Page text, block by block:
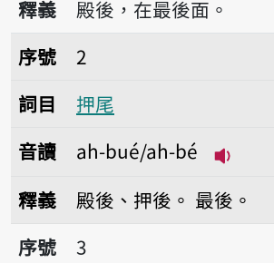
釋義
殿後，在最後面。
序號2押尾
序號
2
詞目
押尾
音讀
ah-bué/ah-bé
釋義 殿後、押後。 最後。
序號3押尾後
序號
3